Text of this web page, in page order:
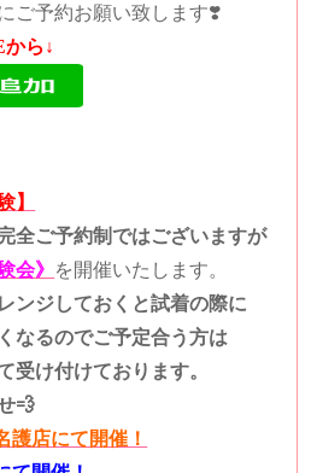
ご予約お願い致します❣️
ら↓
】
全ご予約制ではございますが
会》 を開催いたします。
ンジしておくと試着の際に
なるのでご予定合う方は
受け付けております。
💨
店にて開催！